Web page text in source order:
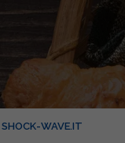
SHOCK-WAVE.IT